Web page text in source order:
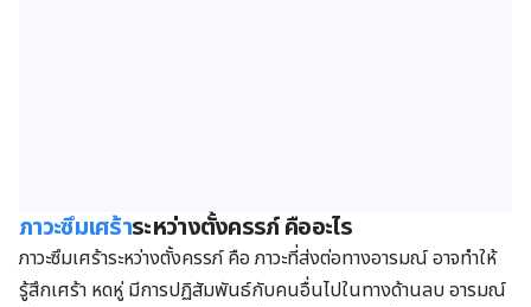
ภาวะซึมเศร้าระหว่างตั้งครรภ์ คืออะไร
ภาวะซึมเศร้าระหว่างตั้งครรภ์ คือ ภาวะที่ส่งต่อทางอารมณ์ อาจทำให้
รู้สึกเศร้า หดหู่ มีการปฏิสัมพันธ์กับคนอื่นไปในทางด้านลบ อารมณ์